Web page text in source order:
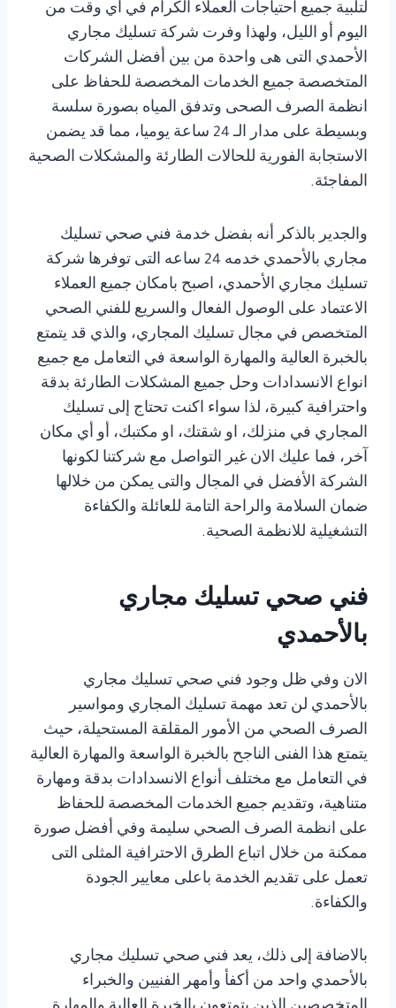
لتلبية جميع احتياجات العملاء الكرام في أي وقت من
اليوم أو الليل، ولهذا وفرت شركة تسليك مجاري
الأحمدي التى هى واحدة من بين أفضل الشركات
المتخصصة جميع الخدمات المخصصة للحفاظ على
انظمة الصرف الصحى وتدفق المياه بصورة سلسة
وبسيطة على مدار الـ 24 ساعة يوميا، مما قد يضمن
الاستجابة الفورية للحالات الطارئة والمشكلات الصحية
المفاجئة.
والجدير بالذكر أنه بفضل خدمة فني صحي تسليك
مجاري بالأحمدي خدمه 24 ساعه التى توفرها شركة
تسليك مجاري الأحمدي، اصبح بامكان جميع العملاء
الاعتماد على الوصول الفعال والسريع للفني الصحي
المتخصص في مجال تسليك المجاري، والذي قد يتمتع
بالخبرة العالية والمهارة الواسعة في التعامل مع جميع
انواع الانسدادات وحل جميع المشكلات الطارئة بدقة
واحترافية كبيرة، لذا سواء اكنت تحتاج إلى تسليك
المجاري في منزلك، او شقتك، او مكتبك، أو أي مكان
آخر، فما عليك الان غير التواصل مع شركتنا لكونها
الشركة الأفضل في المجال والتى يمكن من خلالها
ضمان السلامة والراحة التامة للعائلة والكفاءة
التشغيلية للانظمة الصحية.
فني صحي تسليك مجاري
بالأحمدي
الان وفي ظل وجود فني صحي تسليك مجاري
بالأحمدي لن تعد مهمة تسليك المجاري ومواسير
الصرف الصحي من الأمور المقلقة المستحيلة، حيث
يتمتع هذا الفنى الناجح بالخبرة الواسعة والمهارة العالية
في التعامل مع مختلف أنواع الانسدادات بدقة ومهارة
متناهية، وتقديم جميع الخدمات المخصصة للحفاظ
على انظمة الصرف الصحي سليمة وفي أفضل صورة
ممكنة من خلال اتباع الطرق الاحترافية المثلى التى
تعمل على تقديم الخدمة باعلى معايير الجودة
والكفاءة.
بالاضافة إلى ذلك، يعد فني صحي تسليك مجاري
بالأحمدي واحد من أكفأ وأمهر الفنيين والخبراء